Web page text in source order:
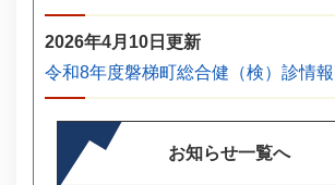
2026年4月10日更新
令和8年度磐梯町総合健（検）診情
お知らせ一覧へ